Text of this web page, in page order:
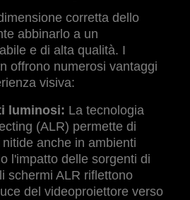
corretta dello
abbinarlo a un
e di alta qualità. I
offrono numerosi vantaggi
visiva:
luminosi: La tecnologia
(ALR) permette di
anche in ambienti
l'impatto delle sorgenti di
schermi ALR riflettono
del videoproiettore verso